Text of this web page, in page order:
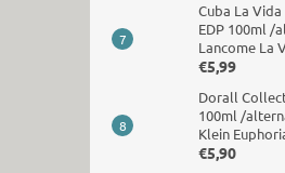
Cuba La
EDP 100ml /
Lancome La
€5,99
Dorall
100ml /
Klein
€5,90